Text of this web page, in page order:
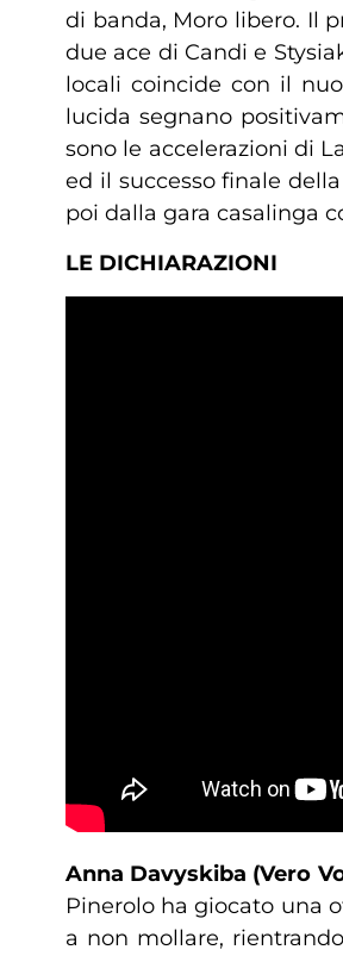
di banda, Moro libero. Il
due ace di Candi e
locali coincide con il
lucida segnano
sono le accelerazioni di
ed il successo finale
poi dalla gara casalinga
LE DICHIARAZIONI
Anna Davyskiba (Vero
Pinerolo ha giocato una
a non mollare,